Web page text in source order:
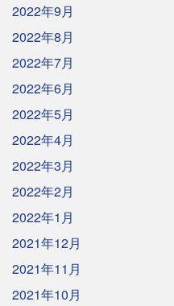
2022年9月
2022年8月
2022年7月
2022年6月
2022年5月
2022年4月
2022年3月
2022年2月
2022年1月
2021年12月
2021年11月
2021年10月